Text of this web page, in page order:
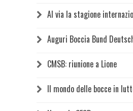
Al via la stagione
Auguri Boccia Bund
CMSB: riunione a Lione
Il mondo delle bocce in